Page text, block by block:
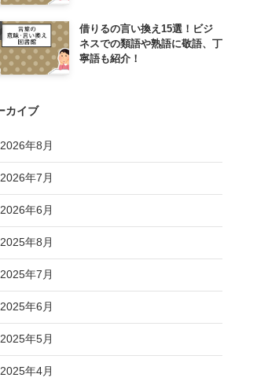
借りるの言い換え15選！ビジ
ネスでの類語や熟語に敬語、丁
寧語も紹介！
カイブ
2026年8月
2026年7月
2026年6月
2025年8月
2025年7月
2025年6月
2025年5月
2025年4月